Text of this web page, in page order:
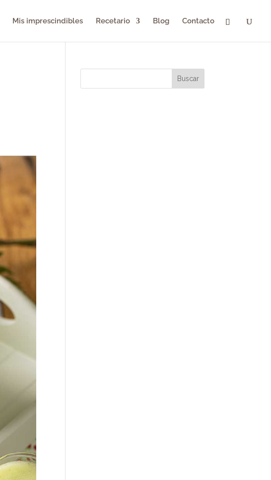
Mis imprescindibles Recetario Blog Contacto
Buscar